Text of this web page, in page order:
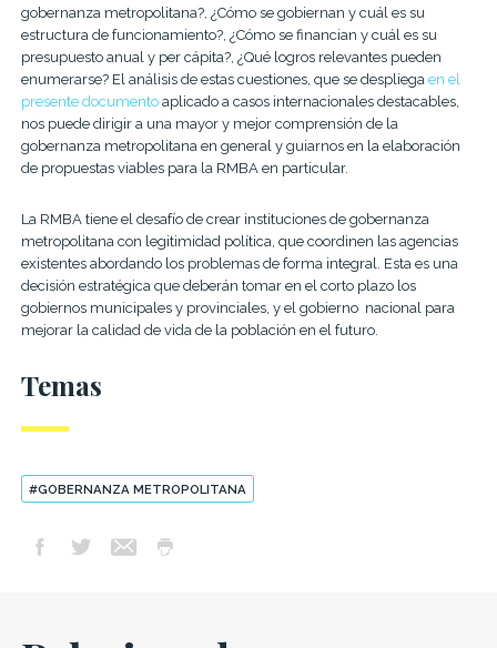
gobernanza metropolitana?, ¿Cómo se gobiernan y cuál es su
estructura de funcionamiento?, ¿Cómo se financian y cuál es su
presupuesto anual y per cápita?, ¿Qué logros relevantes pueden
enumerarse? El análisis de estas cuestiones, que se despliega en el
presente documentoaplicado a casos internacionales destacables,
nos puede dirigir a una mayor y mejor comprensión de la
gobernanza metropolitana en general y guiarnos en la elaboración
de propuestas viables para la RMBA en particular.
La RMBA tiene el desafío de crear instituciones de gobernanza
metropolitana con legitimidad política, que coordinen las agencias
existentes abordando los problemas de forma integral. Esta es una
decisión estratégica que deberán tomar en el corto plazo los
gobiernos municipales y provinciales, y el gobierno nacional para
mejorar la calidad de vida de la población en el futuro.
Temas
#GOBERNANZA METROPOLITANA